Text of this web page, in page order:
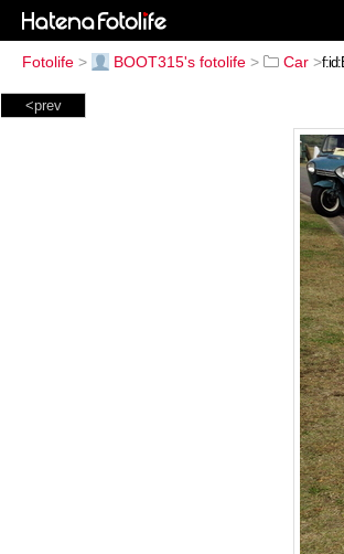
Fotolife > BOOT315's fotolife > Car >
<prev